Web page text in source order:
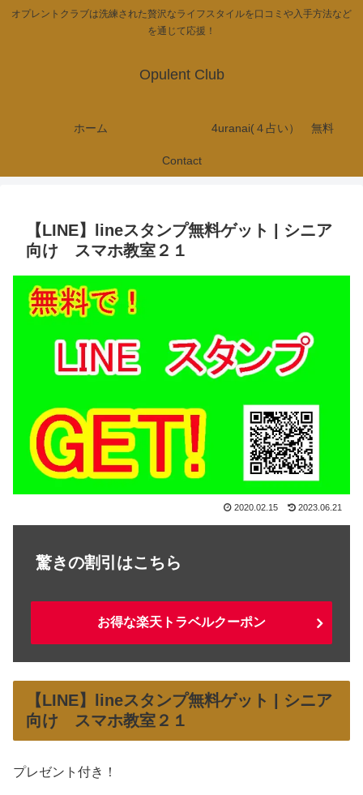
オプレントクラブは洗練された贅沢なライフスタイルを口コミや入手方法など
を通じて応援！
Opulent Club
ホーム 4uranai(４占い） 無料
Contact
【LINE】lineスタンプ無料ゲット | シニア
向け スマホ教室２１
2020.02.15 2023.06.21
驚きの割引はこちら
お得な楽天トラベルクーポン
【LINE】lineスタンプ無料ゲット | シニア
向け スマホ教室２１
プレゼント付き！